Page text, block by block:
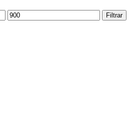
Precio
máximo
Filtrar